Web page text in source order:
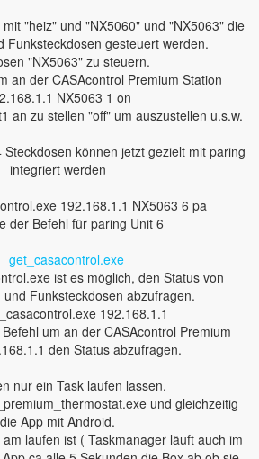
"heiz" und "NX5060" und "NX5063" die
Funksteckdosen gesteuert werden.
"NX5063" zu steuern.
an der CASAcontrol Premium Station
NX5063 1 on
an zu stellen "off" um auszustellen u.s.w.
können jetzt gezielt mit paring
integriert werden
192.168.1.1 NX5063 6 pa
der Befehl für paring Unit 6
get_casacontrol.exe
ist es möglich, den Status von
Funksteckdosen abzufragen.
192.168.1.1
um an der CASAcontrol Premium
den Status abzufragen.
nur ein Task laufen lassen.
und gleichzeitig
die App mit Android.
laufen ist ( Taskmanager läuft auch im